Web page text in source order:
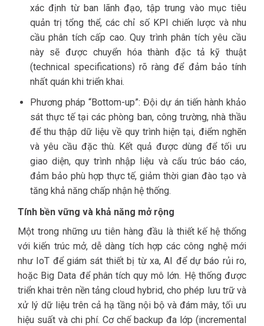
xác định từ ban lãnh đạo, tập trung vào mục tiêu
quản trị tổng thể, các chỉ số KPI chiến lược và nhu
cầu phân tích cấp cao. Quy trình phân tích yêu cầu
này sẽ được chuyển hóa thành đặc tả kỹ thuật
(technical specifications) rõ ràng để đảm bảo tính
nhất quán khi triển khai.
Phương pháp “Bottom-up”: Đội dự án tiến hành khảo
sát thực tế tại các phòng ban, công trường, nhà thầu
để thu thập dữ liệu về quy trình hiện tại, điểm nghẽn
và yêu cầu đặc thù. Kết quả được dùng để tối ưu
giao diện, quy trình nhập liệu và cấu trúc báo cáo,
đảm bảo phù hợp thực tế, giảm thời gian đào tạo và
tăng khả năng chấp nhận hệ thống.
Tính bền vững và khả năng mở rộng
Một trong những ưu tiên hàng đầu là thiết kế hệ thống
với kiến trúc mở, dễ dàng tích hợp các công nghệ mới
như IoT để giám sát thiết bị từ xa, AI để dự báo rủi ro,
hoặc Big Data để phân tích quy mô lớn. Hệ thống được
triển khai trên nền tảng cloud hybrid, cho phép lưu trữ và
xử lý dữ liệu trên cả hạ tầng nội bộ và đám mây, tối ưu
hiệu suất và chi phí. Cơ chế backup đa lớp (incremental